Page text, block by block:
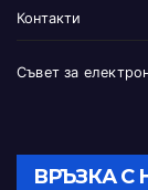
Контакти
Съвет за
ВРЪЗКА С